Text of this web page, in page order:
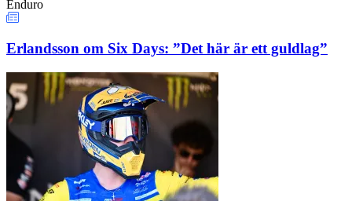
Enduro
Erlandsson om Six Days: ”Det här är ett guldlag”